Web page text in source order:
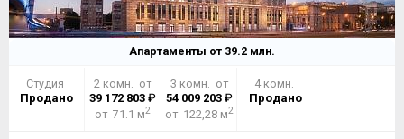
Апартаменты от 39.2 млн.
Студия
Продано
2 комн. от
39 172 803 ₽
от 71.1 м2
3 комн. от
54 009 203₽
от 122,28 м2
4 комн.
Продано